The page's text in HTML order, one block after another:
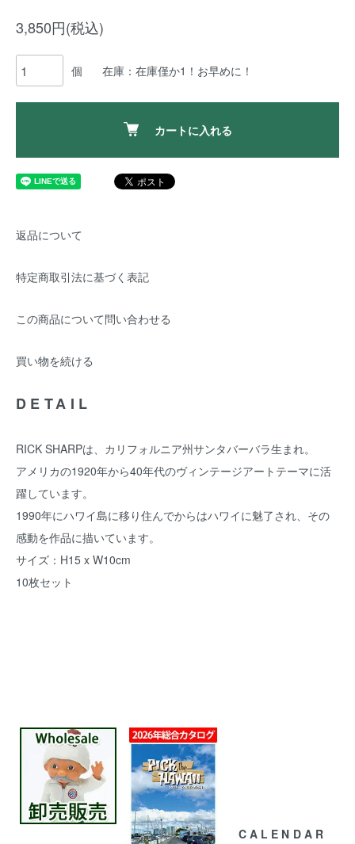
3,850円(税込)
個 在庫：在庫僅か1！お早めに！
カートに入れる
返品について
特定商取引法に基づく表記
この商品について問い合わせる
買い物を続ける
DETAIL
RICK SHARPは、カリフォルニア州サンタバーバラ生まれ。
アメリカの1920年から40年代のヴィンテージアートテーマに活
躍しています。
1990年にハワイ島に移り住んでからはハワイに魅了され、その
感動を作品に描いています。
サイズ：H15 x W10cm
10枚セット
CALENDAR